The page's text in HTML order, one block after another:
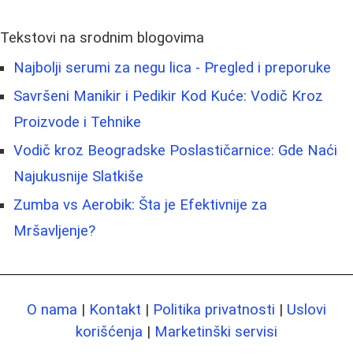
Tekstovi na srodnim blogovima
Najbolji serumi za negu lica - Pregled i preporuke
Savršeni Manikir i Pedikir Kod Kuće: Vodič Kroz
Proizvode i Tehnike
Vodič kroz Beogradske Poslastičarnice: Gde Naći
Najukusnije Slatkiše
Zumba vs Aerobik: Šta je Efektivnije za
Mršavljenje?
O nama | Kontakt | Politika privatnosti | Uslovi
korišćenja | Marketinški servisi